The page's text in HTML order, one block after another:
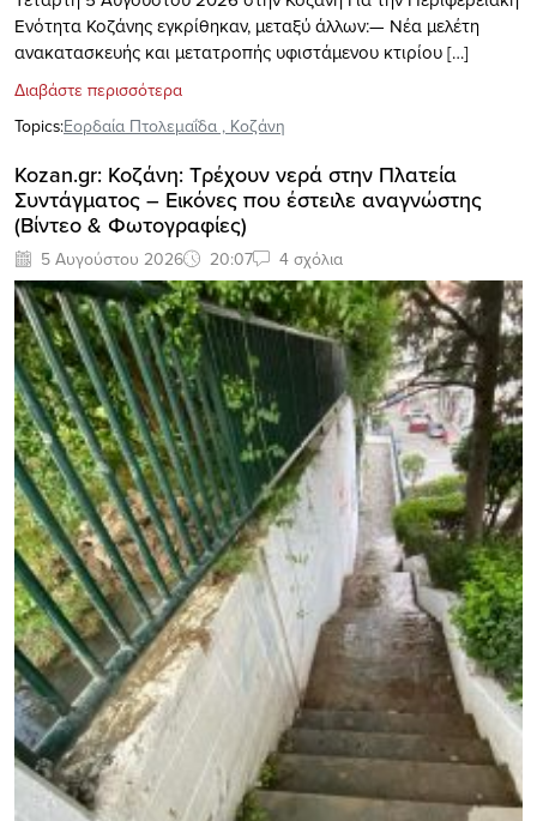
Ενότητα Κοζάνης εγκρίθηκαν, μεταξύ άλλων:— Νέα μελέτη
ανακατασκευής και μετατροπής υφιστάμενου κτιρίου […]
Διαβάστε περισσότερα
Topics:Εορδαία Πτολεμαΐδα , Κοζάνη
Kozan.gr: Κοζάνη: Τρέχουν νερά στην Πλατεία
Συντάγματος – Εικόνες που έστειλε αναγνώστης
(Βίντεο & Φωτογραφίες)
5 Αυγούστου 2026 20:07 4 σχόλια